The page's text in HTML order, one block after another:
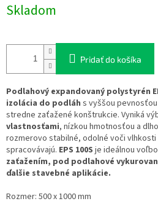
Skladom
Pridať do košíka
Podlahový expandovaný polystyrén
izolácia do podláh s vyššou
stredne zaťažené konštrukcie. Vyniká
vlastnosťami, nízkou hmotnosťou a
rozmerovo stabilné, odolné voči vlhkosti
spracovávajú. EPS 100S je ideálnou
zaťažením, pod podlahové
ďalšie stavebné aplikácie.
Rozmer: 500 x 1000 mm